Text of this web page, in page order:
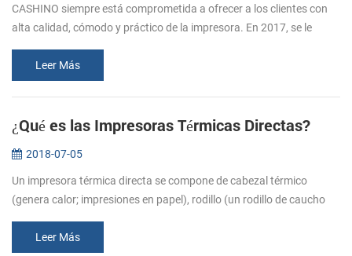
CASHINO siempre está comprometida a ofrecer a los clientes con
alta calidad, cómodo y práctico de la impresora. En 2017, se le
atención a ...
Leer Más
¿Qué es las Impresoras Térmicas Directas?
2018-07-05
Un impresora térmica directa se compone de cabezal térmico
(genera calor; impresiones en papel), rodillo (un rodillo de caucho
cabezal t...
Leer Más